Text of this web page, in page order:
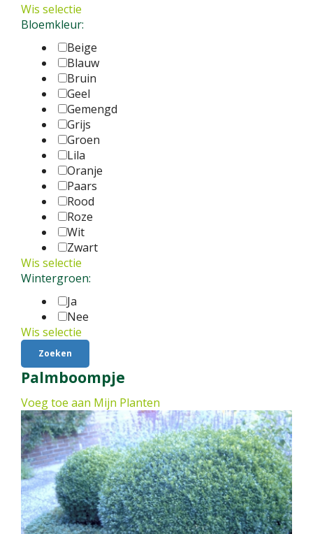
Wis selectie
Bloemkleur:
Beige
Blauw
Bruin
Geel
Gemengd
Grijs
Groen
Lila
Oranje
Paars
Rood
Roze
Wit
Zwart
Wis selectie
Wintergroen:
Ja
Nee
Wis selectie
Palmboompje
Voeg toe aan Mijn Planten